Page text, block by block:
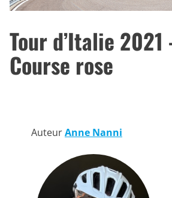
Tour d’Italie
Course rose
AuteurAnne Nanni